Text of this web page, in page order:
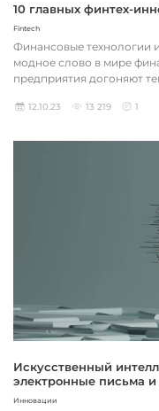
10 главных финтех-
Fintech
Финансовые технологии
модное слово в мире
предприятия догоняют
12.10.23 13 219 1
Искусственный
электронные письма
Инновации